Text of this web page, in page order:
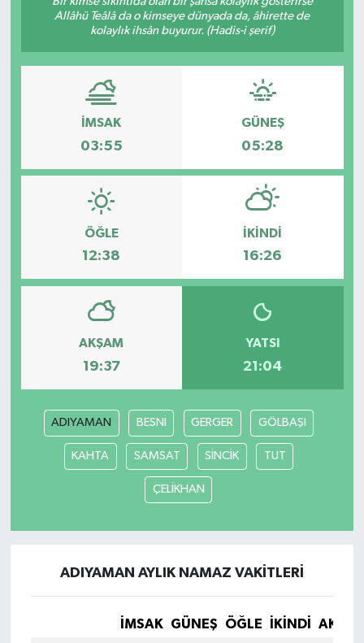
Allâhü Teâlâ da o kimseye dünyada da, âhirette de
kolaylık ihsân buyurur. (Hadis-i şerif)
İMSAK
03:55
GÜNEŞ
05:28
ÖĞLE
12:38
İKINDI
16:26
AKŞAM
19:37
YATSI
21:04
ADIYAMAN BESNİ GERGER GÖLBAŞI
KAHTA SAMSAT SİNCİK TUT
ÇELİKHAN
ADIYAMAN AYLIK NAMAZ VAKITLERI
İMSAK GÜNEŞ ÖĞLE İKINDI
KÜLTÜR SANAT
MAGAZİN
SİYASET
TEKNOLOJİ
VİZYONDAKİLER
YAŞAM